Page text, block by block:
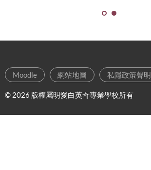
Moodle 網站地圖 私隱政策聲明
© 2026 版權屬明愛白英奇專業學校所有